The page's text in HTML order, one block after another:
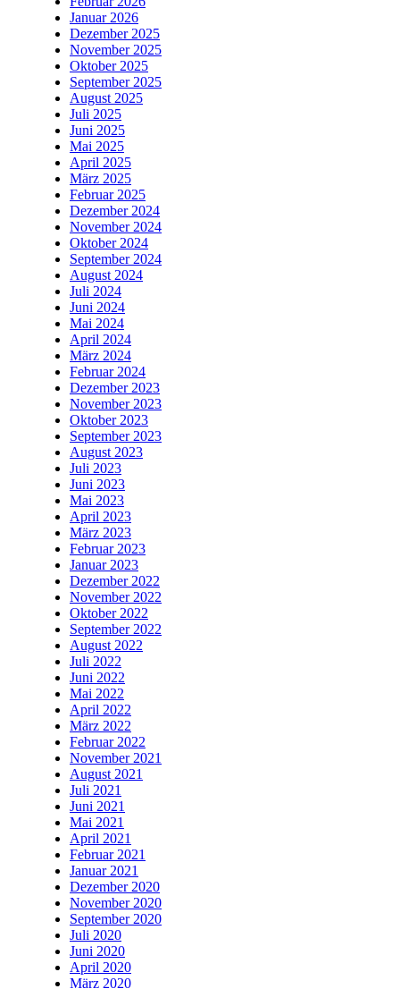
Januar 2026
Dezember 2025
November 2025
Oktober 2025
September 2025
August 2025
Juli 2025
Juni 2025
Mai 2025
April 2025
März 2025
Februar 2025
Dezember 2024
November 2024
Oktober 2024
September 2024
August 2024
Juli 2024
Juni 2024
Mai 2024
April 2024
März 2024
Februar 2024
Dezember 2023
November 2023
Oktober 2023
September 2023
August 2023
Juli 2023
Juni 2023
Mai 2023
April 2023
März 2023
Februar 2023
Januar 2023
Dezember 2022
November 2022
Oktober 2022
September 2022
August 2022
Juli 2022
Juni 2022
Mai 2022
April 2022
März 2022
Februar 2022
November 2021
August 2021
Juli 2021
Juni 2021
Mai 2021
April 2021
Februar 2021
Januar 2021
Dezember 2020
November 2020
September 2020
Juli 2020
Juni 2020
April 2020
März 2020